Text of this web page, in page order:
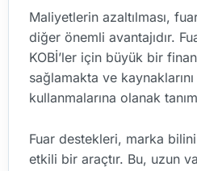
Maliyetlerin azaltılması,
diğer önemli avantajıdır.
KOBİ’ler için büyük bir
sağlamakta ve
kullanmalarına olanak
Fuar destekleri, marka
etkili bir araçtır. Bu, uzun